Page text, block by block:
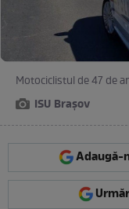
Motociclistul de 47 de
ISU Brașov
Adaugă-